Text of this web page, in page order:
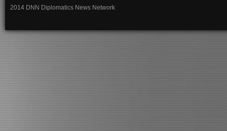
2014 DNN Diplomatics News Network